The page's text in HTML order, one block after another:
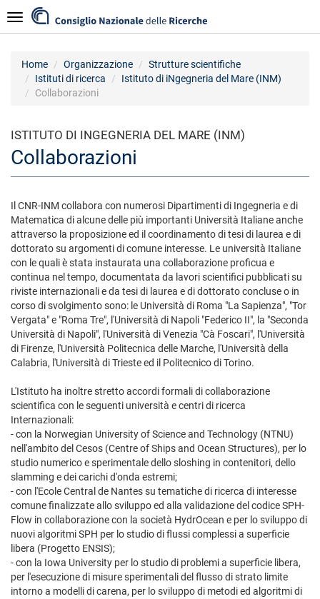
al
contenuto
Navigazione
Home Organizzazione
Strutture scientifiche
Istituti di ricerca
Istituto di iNgegneria del Mare (INM)
Collaborazioni
ISTITUTO DI INGEGNERIA DEL MARE (INM)
Collaborazioni
Il CNR-INM collabora con numerosi Dipartimenti di Ingegneria e di
Matematica di alcune delle più importanti Università Italiane anche
attraverso la proposizione ed il coordinamento di tesi di laurea e di
dottorato su argomenti di comune interesse. Le università Italiane
con le quali è stata instaurata una collaborazione proficua e
continua nel tempo, documentata da lavori scientifici pubblicati su
riviste internazionali e da tesi di laurea e di dottorato concluse o in
corso di svolgimento sono: le Università di Roma "La Sapienza", "Tor
Vergata" e "Roma Tre", l'Università di Napoli "Federico II", la "Seconda
Università di Napoli", l'Università di Venezia "Cà Foscari", l'Università
di Firenze, l'Università Politecnica delle Marche, l'Università della
Calabria, l'Università di Trieste ed il Politecnico di Torino.
L'Istituto ha inoltre stretto accordi formali di collaborazione
scientifica con le seguenti università e centri di ricerca
Internazionali:
- con la Norwegian University of Science and Technology (NTNU)
nell'ambito del Cesos (Centre of Ships and Ocean Structures), per lo
studio numerico e sperimentale dello sloshing in contenitori, dello
slamming e dei carichi d'onda estremi;
- con l'Ecole Central de Nantes su tematiche di ricerca di interesse
comune finalizzate allo sviluppo ed alla validazione del codice SPH-
Flow in collaborazione con la società HydrOcean e per lo sviluppo di
nuovi algoritmi SPH per lo studio di flussi complessi a superficie
libera (Progetto ENSIS);
- con la Iowa University per lo studio di problemi a superficie libera,
per l'esecuzione di misure sperimentali del flusso di strato limite
intorno a modelli di carena, per lo sviluppo di metodi ed algoritmi di